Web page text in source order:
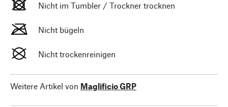
Nicht im Tumbler / Trockner trocknen
Nicht bügeln
Nicht trockenreinigen
Weitere Artikel von Maglificio GRP